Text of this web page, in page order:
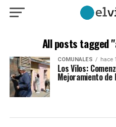
All posts tagged
COMUNALES hace
Los Vilos:
Mejoramiento de